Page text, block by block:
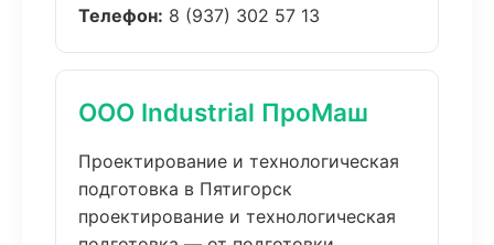
Телефон: 8 (937) 302 57 13
ООО Industrial ПроМаш
Проектирование и технологическая
подготовка в Пятигорск
проектирование и технологическая